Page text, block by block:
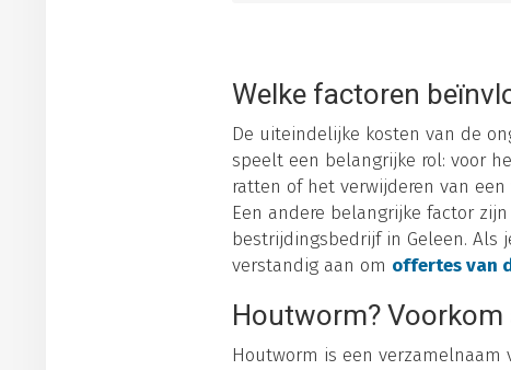
Welke factoren
De uiteindelijke kosten van de
speelt een belangrijke rol: voor
ratten of het verwijderen van
Een andere belangrijke factor
bestrijdingsbedrijf in Geleen.
verstandig aan om offertes van
Houtworm?
Houtworm is een